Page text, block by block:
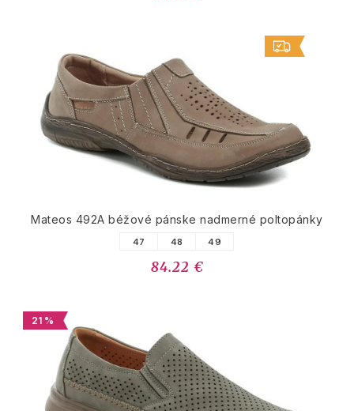
Mateos 492A béžové pánske nadmerné poltopánky
47 48 49
84.22 €
21 %